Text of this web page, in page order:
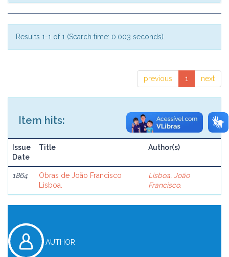
Results 1-1 of 1 (Search time: 0.003 seconds).
previous 1 next
Item hits:
Issue
Date
Title Author(s)
1864
Obras de João Francisco
Lisboa.
Lisboa, João
Francisco.
AUTHOR